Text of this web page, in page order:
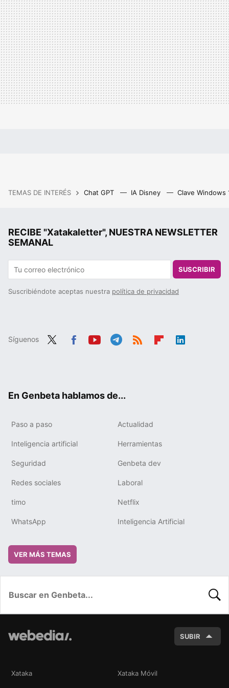
TEMAS DE INTERÉS Chat GPT IA Disney Clave Windows
RECIBE "Xatakaletter", NUESTRA NEWSLETTER
SEMANAL
SUSCRIBIR
Suscribiéndote aceptas nuestra política de privacidad
Síguenos
En Genbeta hablamos de...
Paso a paso Actualidad
Inteligencia artificial Herramientas
Seguridad Genbeta dev
Redes sociales Laboral
timo Netflix
WhatsApp Inteligencia Artificial
VER MÁS TEMAS
SUBIR
Xataka Xataka Móvil